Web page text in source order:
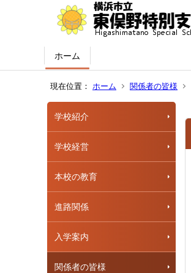
ホーム
現在位置： ホーム 関係者の皆様
学校紹介
学校経営
本校の教育
進路関係
入学案内
関係者の皆様